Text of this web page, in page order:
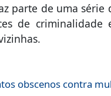
parte de uma série
de criminalidade
obscenos contra